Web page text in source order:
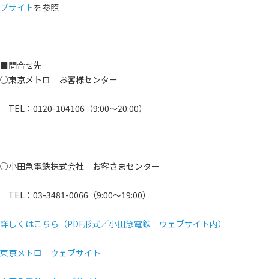
ブサイトを参照
■問合せ先
○東京メトロ お客様センター
TEL：0120-104106（9:00～20:00）
○小田急電鉄株式会社 お客さまセンター
TEL：03-3481-0066（9:00～19:00）
詳しくはこちら（PDF形式／小田急電鉄 ウェブサイト内）
東京メトロ ウェブサイト